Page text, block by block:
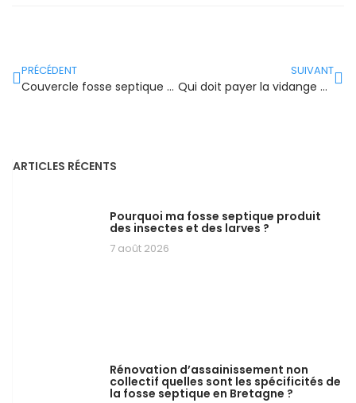
PRÉCÉDENT
Couvercle fosse septique Brico Dépôt : un atout pour votre assainissement
SUIVANT
Qui doit payer la vidange d’une fosse septique entre le propriétaire et le locataire ?
ARTICLES RÉCENTS
Pourquoi ma fosse septique produit
des insectes et des larves ?
7 août 2026
Rénovation d’assainissement non
collectif quelles sont les spécificités de
la fosse septique en Bretagne ?